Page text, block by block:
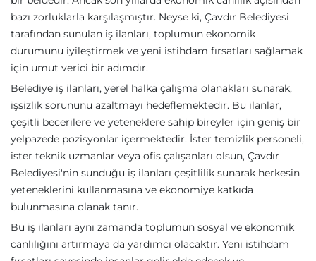
bazı zorluklarla karşılaşmıştır. Neyse ki, Çavdır Belediyesi
tarafından sunulan iş ilanları, toplumun ekonomik
durumunu iyileştirmek ve yeni istihdam fırsatları sağlamak
için umut verici bir adımdır.
Belediye iş ilanları, yerel halka çalışma olanakları sunarak,
işsizlik sorununu azaltmayı hedeflemektedir. Bu ilanlar,
çeşitli becerilere ve yeteneklere sahip bireyler için geniş bir
yelpazede pozisyonlar içermektedir. İster temizlik personeli,
ister teknik uzmanlar veya ofis çalışanları olsun, Çavdır
Belediyesi'nin sunduğu iş ilanları çeşitlilik sunarak herkesin
yeteneklerini kullanmasına ve ekonomiye katkıda
bulunmasına olanak tanır.
Bu iş ilanları aynı zamanda toplumun sosyal ve ekonomik
canlılığını artırmaya da yardımcı olacaktır. Yeni istihdam